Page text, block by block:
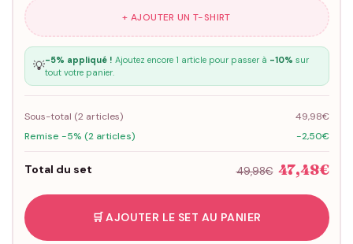
+ AJOUTER UN T-SHIRT
💡-5% appliqué ! Ajoutez encore 1 article pour passer à -10% sur
tout votre panier.
Sous-total (2articles)
49,98€
Remise -5% (2 articles)
-2,50€
Total du set 49,98€ 47,48€
🛒 AJOUTER LE SET AU PANIER